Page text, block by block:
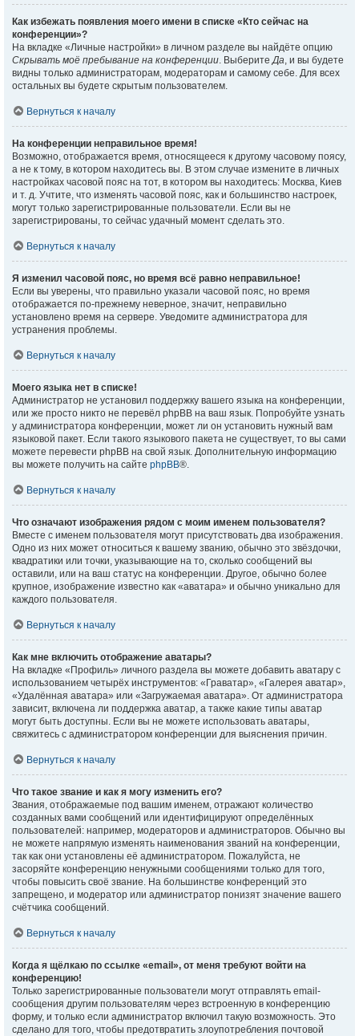
Как избежать появления моего имени в списке «Кто сейчас на
конференции»?
На вкладке «Личные настройки» в личном разделе вы найдёте опцию
Скрывать моё пребывание на конференции. ВыберитеДа, и вы будете
видны только администраторам, модераторам и самому себе. Для всех
остальных вы будете скрытым пользователем.
Вернуться к началу
На конференции неправильное время!
Возможно, отображается время, относящееся к другому часовому поясу,
а не к тому, в котором находитесь вы. В этом случае измените в личных
настройках часовой пояс на тот, в котором вы находитесь: Москва, Киев
и т. д. Учтите, что изменять часовой пояс, как и большинство настроек,
могут только зарегистрированные пользователи. Если вы не
зарегистрированы, то сейчас удачный момент сделать это.
Вернуться к началу
Я изменил часовой пояс, но время всё равно неправильное!
Если вы уверены, что правильно указали часовой пояс, но время
отображается по-прежнему неверное, значит, неправильно
установлено время на сервере. Уведомите администратора для
устранения проблемы.
Вернуться к началу
Моего языка нет в списке!
Администратор не установил поддержку вашего языка на конференции,
или же просто никто не перевёл phpBB на ваш язык. Попробуйте узнать
у администратора конференции, может ли он установить нужный вам
языковой пакет. Если такого языкового пакета не существует, то вы сами
можете перевести phpBB на свой язык. Дополнительную информацию
вы можете получить на сайте phpBB®.
Вернуться к началу
Что означают изображения рядом с моим именем пользователя?
Вместе с именем пользователя могут присутствовать два изображения.
Одно из них может относиться к вашему званию, обычно это звёздочки,
квадратики или точки, указывающие на то, сколько сообщений вы
оставили, или на ваш статус на конференции. Другое, обычно более
крупное, изображение известно как «аватара» и обычно уникально для
каждого пользователя.
Вернуться к началу
Как мне включить отображение аватары?
На вкладке «Профиль» личного раздела вы можете добавить аватару с
использованием четырёх инструментов: «Граватар», «Галерея аватар»,
«Удалённая аватара» или «Загружаемая аватара». От администратора
зависит, включена ли поддержка аватар, а также какие типы аватар
могут быть доступны. Если вы не можете использовать аватары,
свяжитесь с администратором конференции для выяснения причин.
Вернуться к началу
Что такое звание и как я могу изменить его?
Звания, отображаемые под вашим именем, отражают количество
созданных вами сообщений или идентифицируют определённых
пользователей: например, модераторов и администраторов. Обычно вы
не можете напрямую изменять наименования званий на конференции,
так как они установлены её администратором. Пожалуйста, не
засоряйте конференцию ненужными сообщениями только для того,
чтобы повысить своё звание. На большинстве конференций это
запрещено, и модератор или администратор понизят значение вашего
счётчика сообщений.
Вернуться к началу
Когда я щёлкаю по ссылке «email», от меня требуют войти на
конференцию!
Только зарегистрированные пользователи могут отправлять email-
сообщения другим пользователям через встроенную в конференцию
форму, и только если администратор включил такую возможность. Это
сделано для того, чтобы предотвратить злоупотребления почтовой